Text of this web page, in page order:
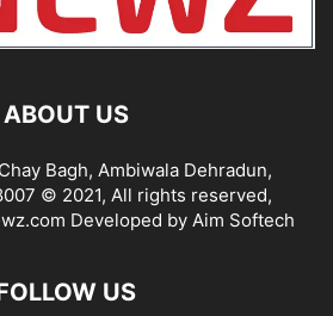
ABOUT US
Bagh, Ambiwala Dehradun,
© 2021, All rights reserved,
Developed by Aim Softech
US